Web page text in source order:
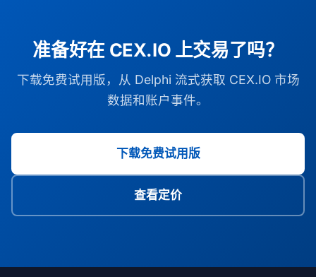
准备好在 CEX.IO 上交易了吗？
下载免费试用版，从 Delphi 流式获取 CEX.IO 市场
数据和账户事件。
下载免费试用版
查看定价